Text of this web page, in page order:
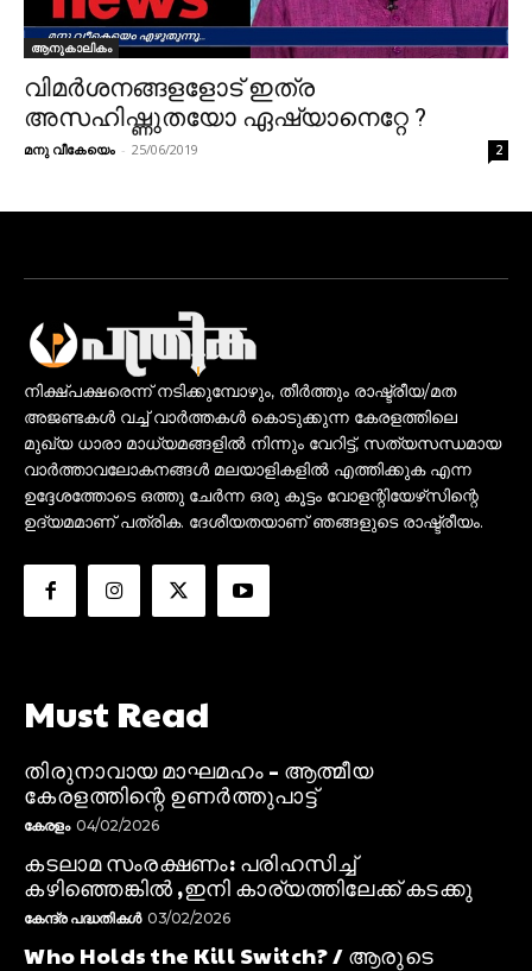
ആനുകാലികം
വിമര്‍ശനങ്ങളളോട്‌ ഇത്ര
അസഹിഷ്ണുതയോ ഏഷ്യാനെറ്റേ ?
മനു വീകേയെം - 25/06/2019 2
നിക്ഷ്പക്ഷരെന്ന് നടിക്കുമ്പോഴും, തീർത്തും രാഷ്ട്രീയ/മത
അജണ്ടകൾ വച്ച് വാർത്തകൾ കൊടുക്കുന്ന കേരളത്തിലെ
മുഖ്യ ധാരാ മാധ്യമങ്ങളിൽ നിന്നും വേറിട്ട്, സത്യസന്ധമായ
വാർത്താവലോകനങ്ങൾ മലയാളികളിൽ എത്തിക്കുക എന്ന
ഉദ്ദേശത്തോടെ ഒത്തു ചേർന്ന ഒരു കൂട്ടം വോളന്റിയേഴ്‌സിന്റെ
ഉദ്യമമാണ് പത്രിക. ദേശീയതയാണ് ഞങ്ങളുടെ രാഷ്ട്രീയം.
Must Read
തിരുനാവായ മാഘമഹം – ആത്മീയ
കേരളത്തിന്റെ ഉണർത്തുപാട്ട്
കേരളം 04/02/2026
കടലാമ സംരക്ഷണം: പരിഹസിച്ച്
കഴിഞ്ഞെങ്കിൽ ,ഇനി കാര്യത്തിലേക്ക് കടക്കു
കേന്ദ്ര പദ്ധതികൾ 03/02/2026
Who Holds the Kill Switch? / ആരുടെ